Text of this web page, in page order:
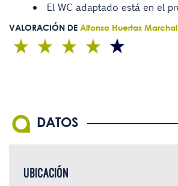
El WC adaptado está en el
VALORACIÓN DE Alfonso Huertas Marchal
DATOS
UBICACIÓN